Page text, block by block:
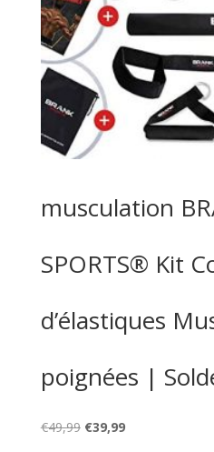
musculation
SPORTS® Kit
d’élastiques
poignées |
€49,99 Le
€39,99Le